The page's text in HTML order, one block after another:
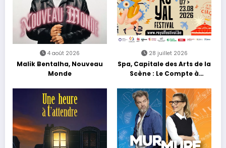
4 août 2026
Malik Bentalha, Nouveau
Monde
28 juillet 2026
Spa, Capitale des Arts de la
Scène : Le Compte à